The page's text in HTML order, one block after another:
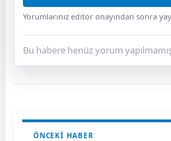
Yorumlarınız editör onayından sonra
Bu habere henüz yorum
ÖNCEKI HABER